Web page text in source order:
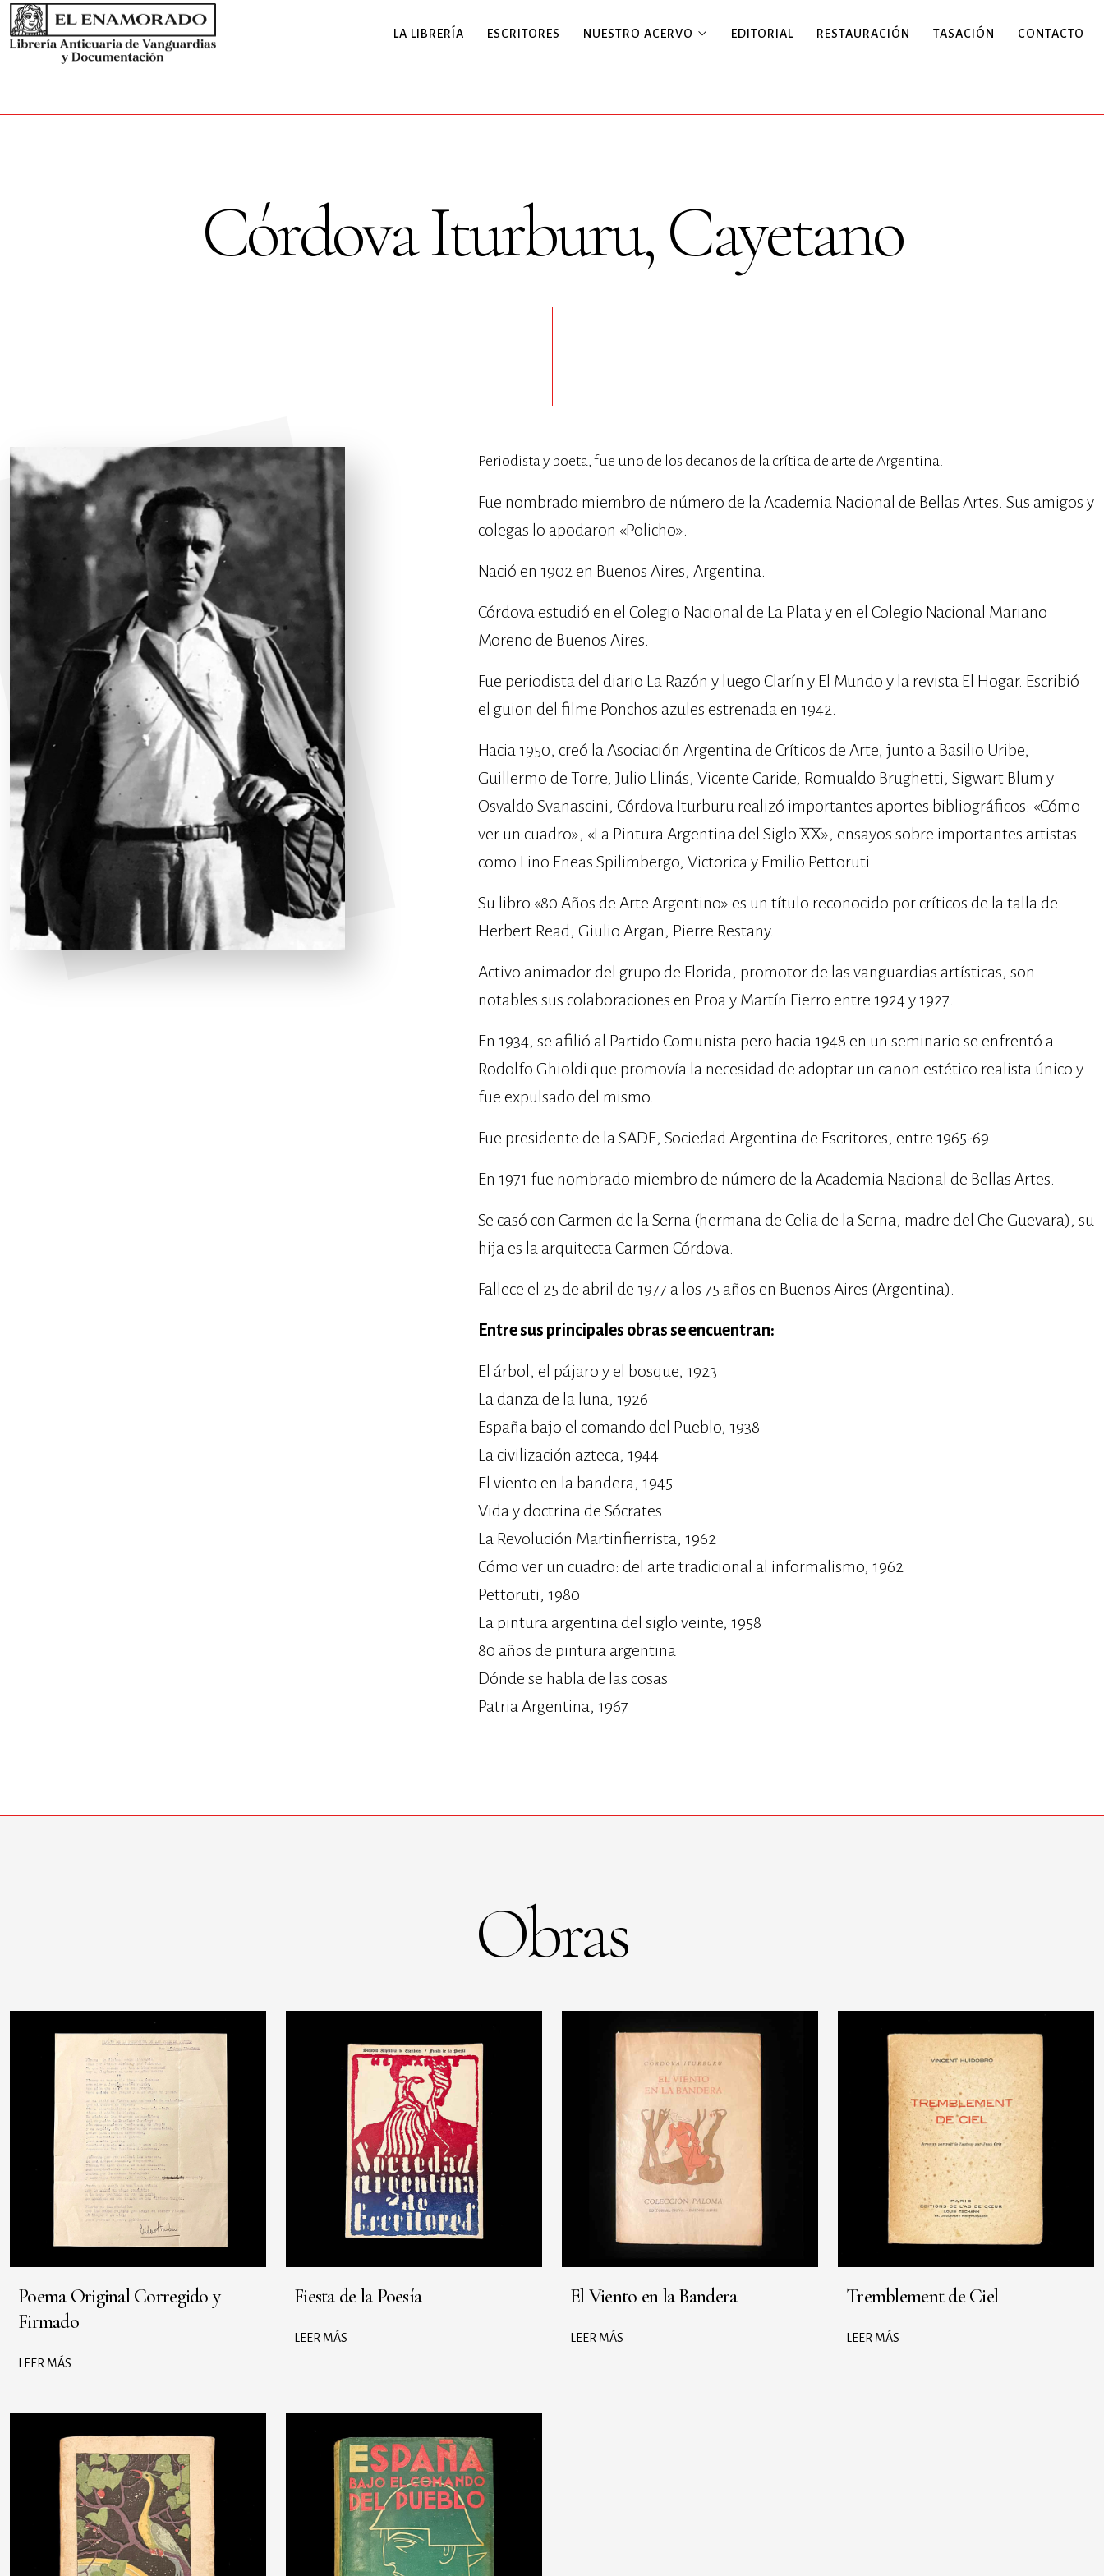
LA LIBRERÍA ESCRITORES NUESTRO ACERVO EDITORIAL RESTAURACIÓN TASACIÓN CONTACTO
Córdova Iturburu, Cayetano
Periodista y poeta, fue uno de los decanos de la crítica de arte de Argentina.
Fue nombrado miembro de número de la Academia Nacional de Bellas Artes. Sus amigos y
colegas lo apodaron «Policho».
Nació en 1902 en Buenos Aires, Argentina.
Córdova estudió en el Colegio Nacional de La Plata y en el Colegio Nacional Mariano
Moreno de Buenos Aires.
Fue periodista del diario La Razón y luego Clarín y El Mundo y la revista El Hogar. Escribió
el guion del filme Ponchos azules estrenada en 1942.
Hacia 1950, creó la Asociación Argentina de Críticos de Arte, junto a Basilio Uribe,
Guillermo de Torre, Julio Llinás, Vicente Caride, Romualdo Brughetti, Sigwart Blum y
Osvaldo Svanascini, Córdova Iturburu realizó importantes aportes bibliográficos: «Cómo
ver un cuadro», «La Pintura Argentina del Siglo XX», ensayos sobre importantes artistas
como Lino Eneas Spilimbergo, Victorica y Emilio Pettoruti.
Su libro «80 Años de Arte Argentino» es un título reconocido por críticos de la talla de
Herbert Read, Giulio Argan, Pierre Restany.
Activo animador del grupo de Florida, promotor de las vanguardias artísticas, son
notables sus colaboraciones en Proa y Martín Fierro entre 1924 y 1927.
En 1934, se afilió al Partido Comunista pero hacia 1948 en un seminario se enfrentó a
Rodolfo Ghioldi que promovía la necesidad de adoptar un canon estético realista único y
fue expulsado del mismo.
Fue presidente de la SADE, Sociedad Argentina de Escritores, entre 1965-69.
En 1971 fue nombrado miembro de número de la Academia Nacional de Bellas Artes.
Se casó con Carmen de la Serna (hermana de Celia de la Serna, madre del Che Guevara), su
hija es la arquitecta Carmen Córdova.
Fallece el 25 de abril de 1977 a los 75 años en Buenos Aires (Argentina).
Entre sus principales obras se encuentran:
El árbol, el pájaro y el bosque, 1923
La danza de la luna, 1926
España bajo el comando del Pueblo, 1938
La civilización azteca, 1944
El viento en la bandera, 1945
Vida y doctrina de Sócrates
La Revolución Martinfierrista, 1962
Cómo ver un cuadro: del arte tradicional al informalismo, 1962
Pettoruti, 1980
La pintura argentina del siglo veinte, 1958
80 años de pintura argentina
Dónde se habla de las cosas
Patria Argentina, 1967
Obras
Poema Original Corregido y
Firmado
LEER MÁS
Fiesta de la Poesía
LEER MÁS
El Viento en la Bandera
LEER MÁS
Tremblement de Ciel
LEER MÁS